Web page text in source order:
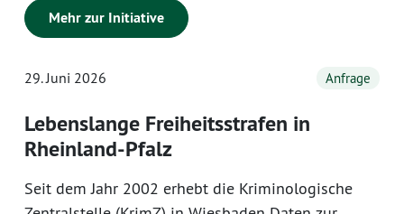
Landesregierung hat vor diesem Hintergrund die
Transformationsagentur Rheinland-Pfalz
Mehr zur Initiative
29. Juni 2026 Anfrage
Lebenslange Freiheitsstrafen in
Rheinland-Pfalz
Seit dem Jahr 2002 erhebt die Kriminologische